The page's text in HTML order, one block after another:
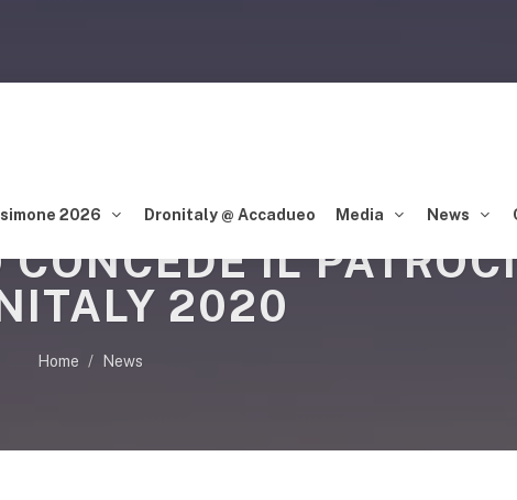
2026 Dronitaly @ Accadueo Media News
IL
2020
Home News